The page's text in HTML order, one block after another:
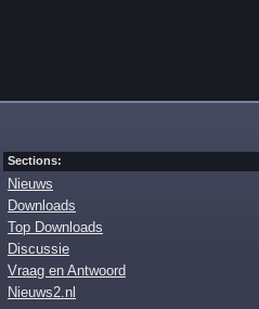
Sections:
Nieuws
Downloads
Top Downloads
Discussie
Vraag en Antwoord
Nieuws2.nl